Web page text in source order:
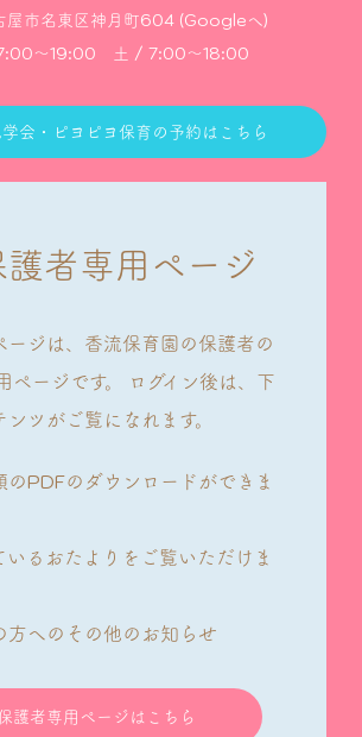
屋市名東区神月町604 (Googleへ)
～19:00 土 / 7:00～18:00
会・ピヨピヨ保育の予約はこちら
者専用ページ
ージは、香流保育園の保護者の
ページです。
ログイン後は、下
ツがご覧になれます。
のPDFのダウンロードができま
いるおたよりをご覧いただけま
方へのその他のお知らせ
護者専用ページはこちら